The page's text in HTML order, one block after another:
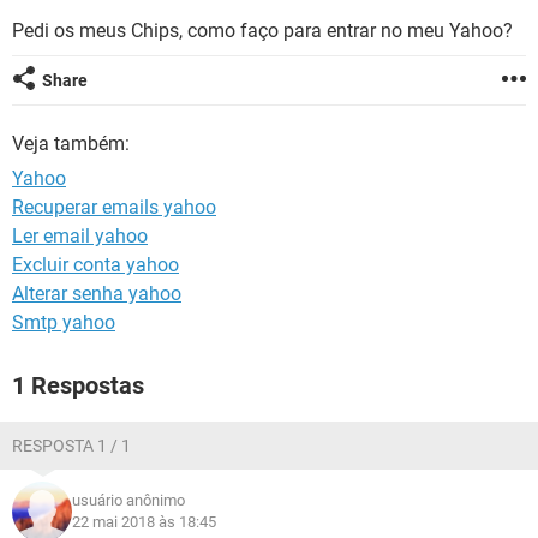
INSTAGRAM
GUIA DE COMPRAS
Pedi os meus Chips, como faço para entrar no meu Yahoo?
Share
Veja também:
Yahoo
Recuperar emails yahoo
Ler email yahoo
Excluir conta yahoo
Alterar senha yahoo
Smtp yahoo
1 Respostas
RESPOSTA 1 / 1
usuário anônimo
22 mai 2018 às 18:45